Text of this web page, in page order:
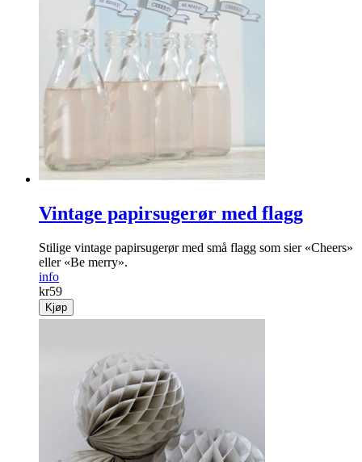
Vintage papirsugerør med flagg
Stilige vintage papirsugerør med små flagg som sier «Cheers»
eller «Be merry».
info
kr59
Kjøp